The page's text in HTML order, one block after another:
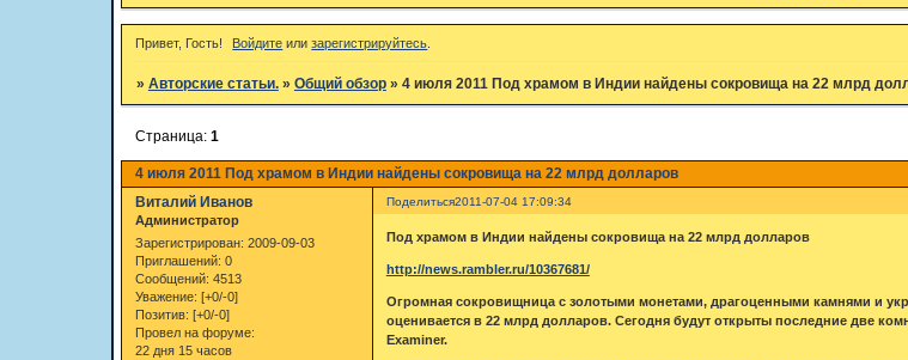
Привет, Гость! Войдите илизарегистрируйтесь
» Авторские статьи. » Общий обзор » 4 июля 2011 Под храмом в Индии найдены сокровища на 22 млрд
4 июля 2011 Под храмом в Индии найдены сокровища на 22 млрд долларов
Страница: 1
Поделиться2011-07-04 17:09:34
Виталий Иванов
Администратор
Зарегистрирован: 2009-09-03
Приглашений: 0
Сообщений: 4513
Уважение: [+0/-0]
Позитив: [+0/-0]
Провел на форуме:
22 дня 15 часов
Под храмом в Индии найдены сокровища на 22 млрд долларов
http://news.rambler.ru/10367681/
Огромная сокровищница с золотыми монетами, драгоценными камнями и
оценивается в 22 млрд долларов. Сегодня будут открыты последние две
Examiner.